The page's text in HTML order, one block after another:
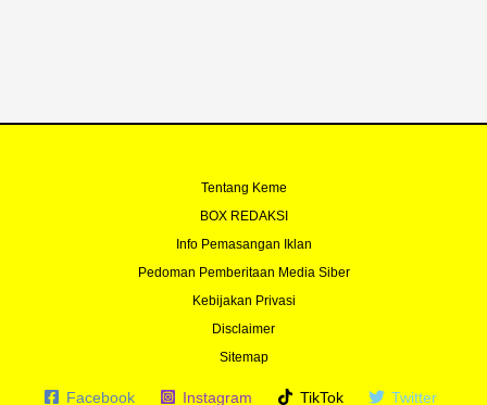
Tentang Keme
BOX REDAKSI
Info Pemasangan Iklan
Pedoman Pemberitaan Media Siber
Kebijakan Privasi
Disclaimer
Sitemap
Facebook Instagram TikTok Twitter